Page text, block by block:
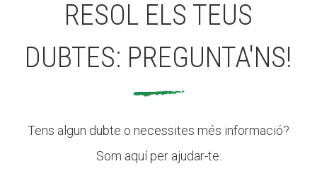
RESOL ELS TEUS
DUBTES: PREGUNTA'NS!
Tens algun dubte o necessites més informació?
Som aquí per ajudar-te.